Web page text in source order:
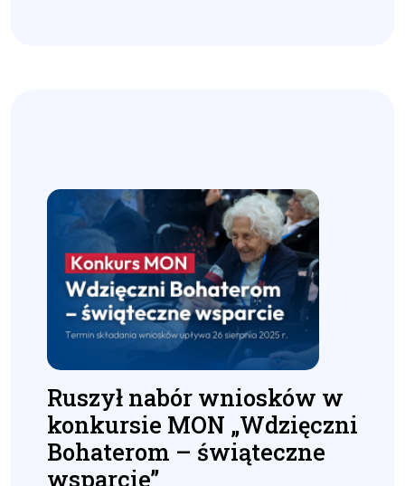
Ruszył nabór wniosków w
konkursie MON „Wdzięczni
Bohaterom – świąteczne
wsparcie”